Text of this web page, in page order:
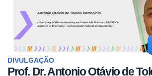
DIVULGAÇÃO
Prof. Dr. Antonio Otávio de